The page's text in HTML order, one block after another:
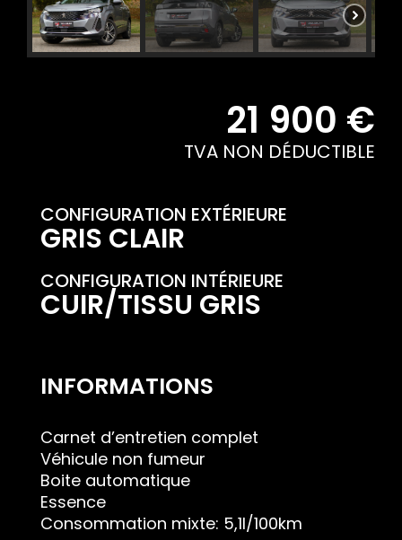
21 900 €
TVA NON DÉDUCTIBLE
CONFIGURATION EXTÉRIEURE
GRIS CLAIR
CONFIGURATION INTÉRIEURE
CUIR/TISSU GRIS
INFORMATIONS
Carnet d’entretien complet
Véhicule non fumeur
Boite automatique
Essence
Consommation mixte: 5,1l/100km